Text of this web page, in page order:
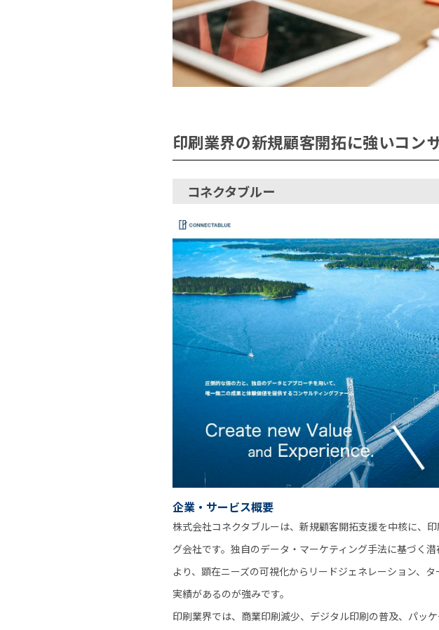
印刷業界の新規顧客開拓に強いコン
コネクタブルー
企業・サービス概要
株式会社コネクタブルーは、新規顧客開拓支援を中核に、
グ会社です。独自のデータ・マーケティング手法に基づく
より、顕在ニーズの可視化からリードジェネレーション、
実績があるのが強みです。
印刷業界では、商業印刷減少、デジタル印刷の普及、パッ